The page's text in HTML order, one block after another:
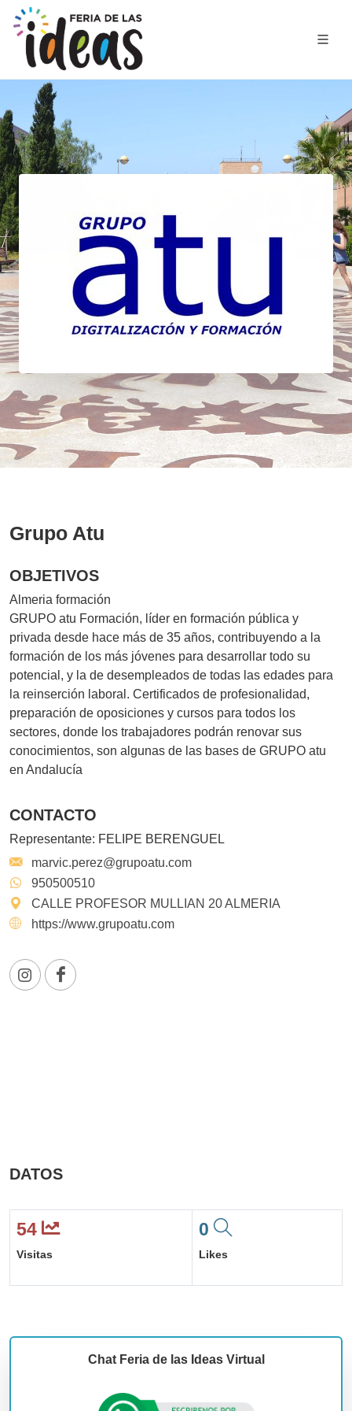
Grupo Atu
OBJETIVOS
Almeria formación
GRUPO atu Formación, líder en formación pública y
privada desde hace más de 35 años, contribuyendo a la
formación de los más jóvenes para desarrollar todo su
potencial, y la de desempleados de todas las edades para
la reinserción laboral. Certificados de profesionalidad,
preparación de oposiciones y cursos para todos los
sectores, donde los trabajadores podrán renovar sus
conocimientos, son algunas de las bases de GRUPO atu
en Andalucía
CONTACTO
Representante: FELIPE BERENGUEL
marvic.perez@grupoatu.com
950500510
CALLE PROFESOR MULLIAN 20 ALMERIA
https://www.grupoatu.com
DATOS
54
Visitas
0
Likes
Chat Feria de las Ideas Virtual